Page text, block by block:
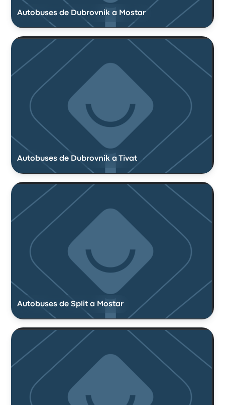
Autobuses de Dubrovnik a Mostar
Autobuses de Dubrovnik a Tivat
Autobuses de Split a Mostar